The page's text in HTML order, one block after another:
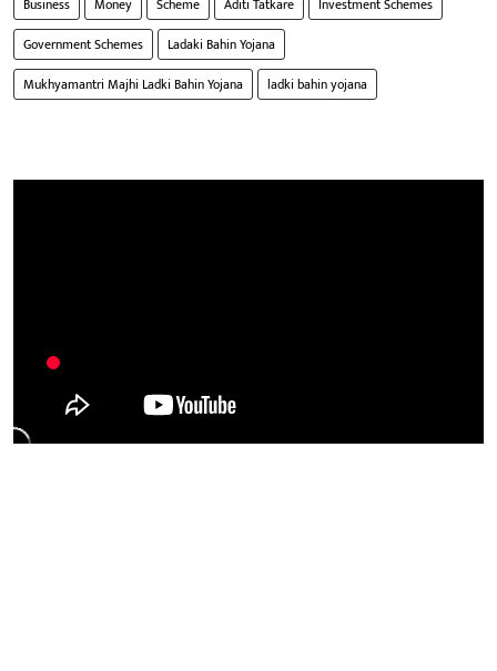
Government Schemes
Ladaki Bahin Yojana
Mukhyamantri Majhi Ladki Bahin Yojana
ladki bahin yojana